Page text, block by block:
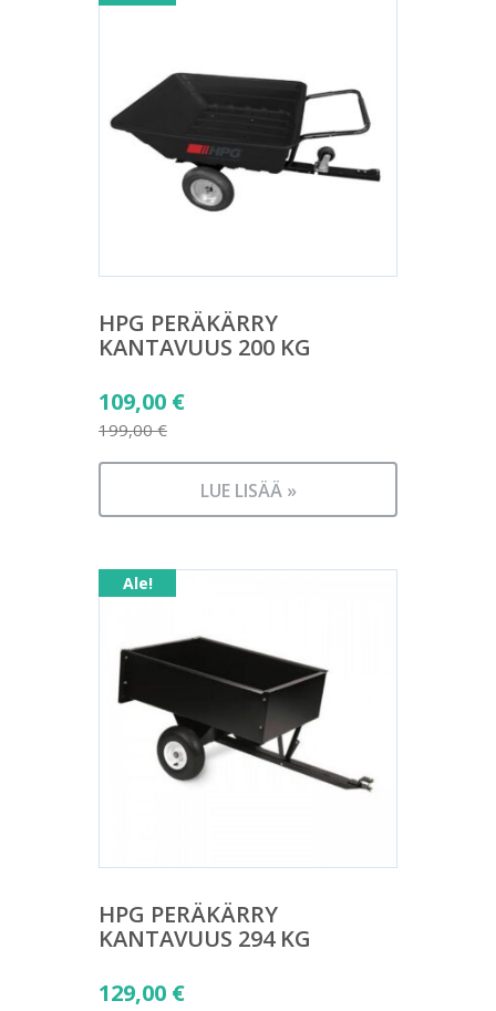
HPG PERÄKÄRRY
KANTAVUUS 200 KG
199,00€
Alkuperäinen
hinta
oli:
109,00 €
Nykyinen
on:
LUE LISÄÄ »
Ale!
HPG PERÄKÄRRY
KANTAVUUS 294 KG
Alkuperäinen
129,00 €